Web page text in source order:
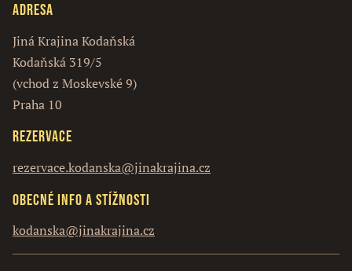
Adresa
Jiná Krajina Kodaňská
Kodaňská 319/5
(vchod z Moskevské 9)
Praha 10
Rezervace
rezervace.kodanska@jinakrajina.cz
Obecné info a stížnosti
kodanska@jinakrajina.cz